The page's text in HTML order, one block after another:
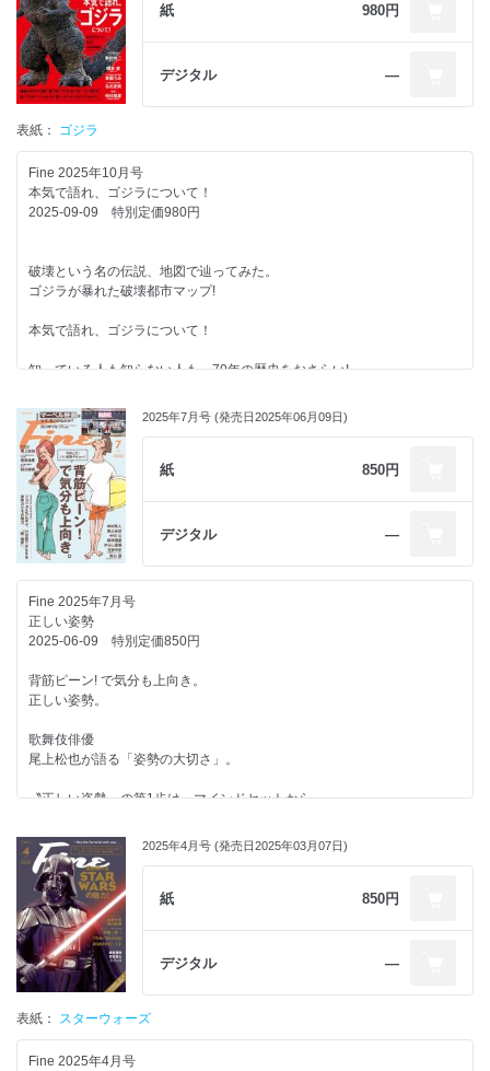
天川れみ ＆ 尾本侑樹奈（LINKL PLANET）
ここでしか出会えないガンプラがある。
聖地限定モデルが放つ特別な存在感。
ほか
ホーキンスを脅かす、謎の生物を観察せよ!
クリーチャー図鑑。
不器用で愛おしい男、
ジム・ホッパーの魅力。
コレクターがこよなく愛する自慢の推しグッズ!
一緒に育ったからこそわかる
ラストシーズンと同時に〝見て・着て・履いて〟楽しむ。
最新コラボ、狙うなら今。
ファン芸人集結!
品川 祐（品川庄司）／小宮浩信、相田周二（三四郎）／森本晋太郎（ト
もう一度観たい&聴きたい!
あのシーンと、あの名曲。
’80sアメカジで再現!
ホーキンスの青春スタイル。
FRUITS ZIPPER 仲川瑠夏の
〝やりたいコト・会いたいヒト〟
ほか
紙 980円
デジタル ―
表紙： ゴジラ
Fine 2025年10月号
本気で語れ、ゴジラについて！
2025-09-09 特別定価980円
破壊という名の伝説、地図で辿ってみた。
ゴジラが暴れた破壊都市マップ!
本気で語れ、ゴジラについて！
知っている人も知らない人も、70年の歴史をおさらい!
“好き”が部屋を侵略中!ゴジラと暮らす、私の日常。
東雲うみ
ゴジラのモノマネってウケるんや!
～僕が人に笑ってもらえる喜びを知ったとき～
なだぎ武
TOKYO FM『喋るズ』とコラボ!
奥田修二（ガクテンソク）×橋本 直（銀シャリ）
コレクションに宿る俺とゴジラの物語。
この秋、ゴジラに会いに行くという遊び方!
中!
リアルなゴジラと出会える至福の10分間。
『ちびゴジラの逆襲』意外なキャラの誕生秘話。
映画の迫力を自分の部屋に。
飾ってシビれる、大人のゴジラ・グッズ集!
飾るつもりが、増える増える増え過ぎる!
深過ぎるゴジラソフビの沼。
気づけば回してるゴジラのガシャポン！
特撮美術監督・三池敏夫さんが語る。
デジタル時代における特撮の美学。
2025年7月号 (発売日2025年06月09日)
紙 850円
デジタル ―
Fine 2025年7月号
正しい姿勢
2025-06-09 特別定価850円
背筋ピーン! で気分も上向き。
正しい姿勢。
歌舞伎俳優
尾上松也が語る「姿勢の大切さ」。
〝正しい姿勢〟の第1歩は、マインドセットから。
トレーニングではなく、日常生活の中で少し意識するだけ!
姿勢が「整う」座り方・立ち方・歩き方。
〝正しい姿勢〟のトリセツ!
姿勢が整えば、ココロもカラダも整う。
日常に取り入れるだけで姿勢がみるみるよくなる。
カラダの歪みを整えて不調を改善しよう。
疲れたカラダが喜ぶ睡眠のコツ。
2025年4月号 (発売日2025年03月07日)
紙 850円
デジタル ―
表紙： スターウォーズ
Fine 2025年4月号